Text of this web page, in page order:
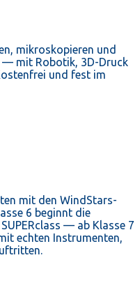
mikroskopieren und
— mit Robotik, 3D-Druck
und fest im
mit den WindStars-
6 beginnt die
— ab Klasse 7
echten Instrumenten,